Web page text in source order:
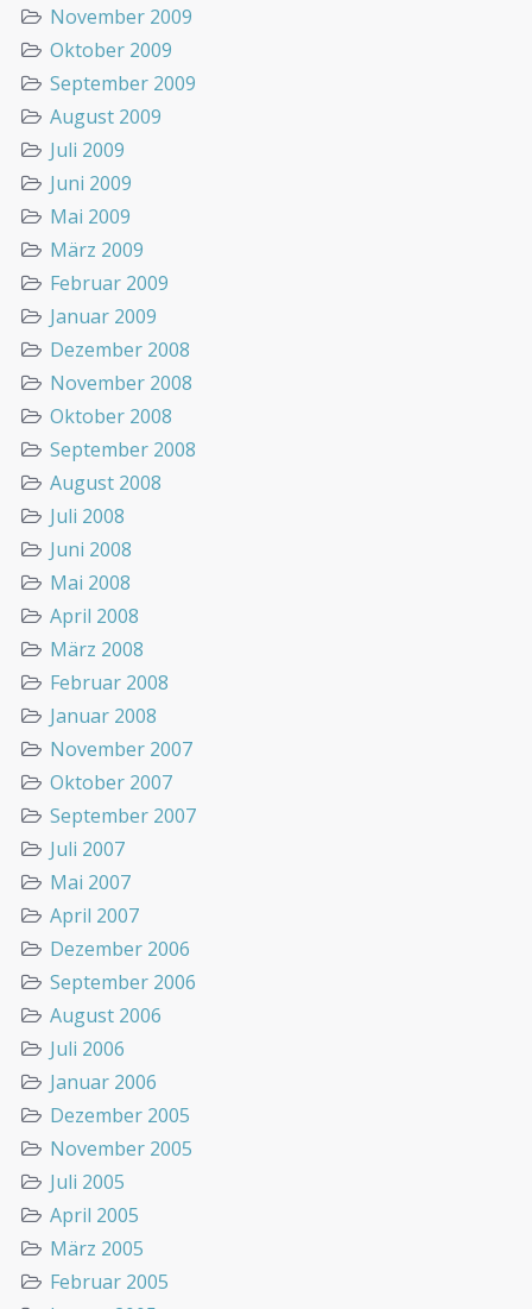
November 2009
Oktober 2009
September 2009
August 2009
Juli 2009
Juni 2009
Mai 2009
März 2009
Februar 2009
Januar 2009
Dezember 2008
November 2008
Oktober 2008
September 2008
August 2008
Juli 2008
Juni 2008
Mai 2008
April 2008
März 2008
Februar 2008
Januar 2008
November 2007
Oktober 2007
September 2007
Juli 2007
Mai 2007
April 2007
Dezember 2006
September 2006
August 2006
Juli 2006
Januar 2006
Dezember 2005
November 2005
Juli 2005
April 2005
März 2005
Februar 2005